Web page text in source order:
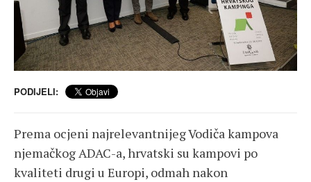
PODIJELI:
Prema ocjeni najrelevantnijeg Vodiča kampova
njemačkog ADAC-a, hrvatski su kampovi po
kvaliteti drugi u Europi, odmah nakon